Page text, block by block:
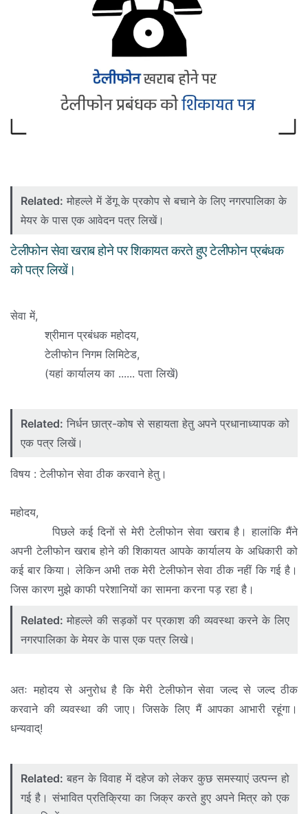
Related: मोहल्ले में डेंगू के प्रकोप से बचाने के लिए नगरपालिका के
मेयर के पास एक आवेदन पत्र लिखें।
टेलीफोन सेवा खराब होने पर शिकायत करते हुए टेलीफोन प्रबंधक
को पत्र लिखें।
सेवा में,
श्रीमान प्रबंधक महोदय,
टेलीफोन निगम लिमिटेड,
(यहां कार्यालय का ...... पता लिखें)
Related: निर्धन छात्र-कोष से सहायता हेतु अपने प्रधानाध्यापक को
एक पत्र लिखें।
विषय : टेलीफोन सेवा ठीक करवाने हेतु।
महोदय,
पिछले कई दिनों से मेरी टेलीफोन सेवा खराब है। हालांकि मैंने
अपनी टेलीफोन खराब होने की शिकायत आपके कार्यालय के अधिकारी को
कई बार किया। लेकिन अभी तक मेरी टेलीफोन सेवा ठीक नहीं कि गई है।
जिस कारण मुझे काफी परेशानियों का सामना करना पड़ रहा है।
Related: मोहल्ले की सड़कों पर प्रकाश की व्यवस्था करने के लिए
नगरपालिका के मेयर के पास एक पत्र लिखे।
अतः महोदय से अनुरोध है कि मेरी टेलीफोन सेवा जल्द से जल्द ठीक
करवाने की व्यवस्था की जाए। जिसके लिए मैं आपका आभारी रहूंगा।
धन्यवाद्!
Related: बहन के विवाह में दहेज को लेकर कुछ समस्याएं उत्पन्न हो
गई है। संभावित प्रतिक्रिया का जिक्र करते हुए अपने मित्र को एक